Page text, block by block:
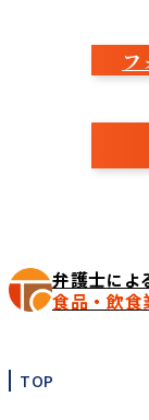
弁護士によ
食品・飲食
TOP